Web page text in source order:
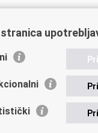
Links
stranica